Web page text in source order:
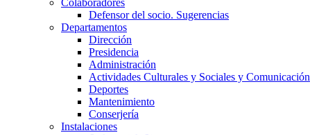
Colaboradores
Defensor del socio. Sugerencias
Departamentos
Dirección
Presidencia
Administración
Actividades Culturales y Sociales y Comunicación
Deportes
Mantenimiento
Conserjería
Instalaciones